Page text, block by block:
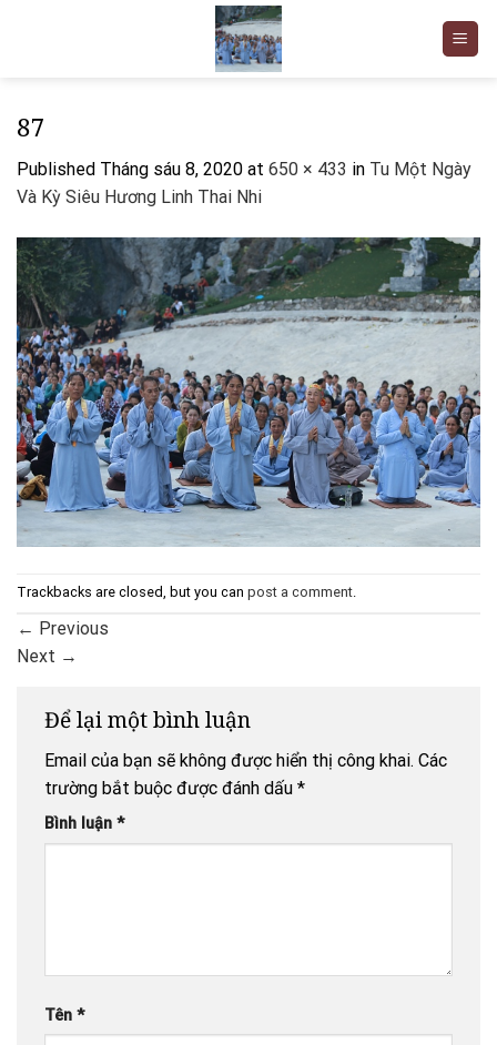
87
Published Tháng sáu 8, 2020 at 650 × 433 in Tu Một Ngày
Và Kỳ Siêu Hương Linh Thai Nhi
Trackbacks are closed, but you can post a comment.
← Previous
Next →
Để lại một bình luận
Email của bạn sẽ không được hiển thị công khai. Các
trường bắt buộc được đánh dấu *
Bình luận *
Tên *